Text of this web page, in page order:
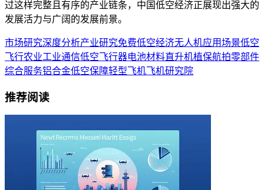
过这样完整且有序的产业链条，中国低空经济正展现出强大的
发展活力与广阔的发展前景。
市场研究深度分析产业研究免费低空经济无人机应用场景低空
飞行农业工业通信低空飞行器电池材料直升机植保航拍零部件
综合服务铝合金低空保障轻型飞机飞机研究院
推荐阅读